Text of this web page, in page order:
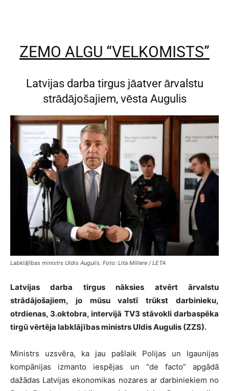
ZEMO ALGU “VELKOMISTS”
Latvijas darba tirgus jāatver ārvalstu
strādājošajiem, vēsta Augulis
Labklājības ministrs Uldis Augulis. Foto: Lita Millere / LETA
Latvijas darba tirgus nāksies atvērt ārvalstu
strādājošajiem, jo mūsu valstī trūkst darbinieku,
otrdienas, 3.oktobra, intervijā TV3 stāvokli darbaspēka
tirgū vērtēja labklājības ministrs Uldis Augulis (ZZS).
Ministrs uzsvēra, ka jau pašlaik Polijas un Igaunijas
kompānijas izmanto iespējas un “de facto” apgādā
dažādas Latvijas ekonomikas nozares ar darbiniekiem no